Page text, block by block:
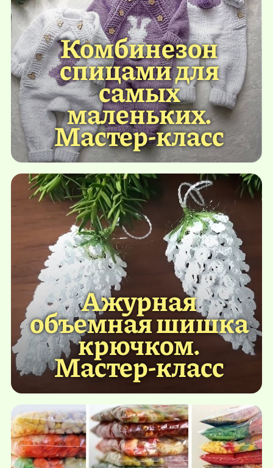
Комбинезон
спицами для
самых
маленьких.
Мастер-класс
Ажурная
объемная шишка
крючком.
Мастер-класс